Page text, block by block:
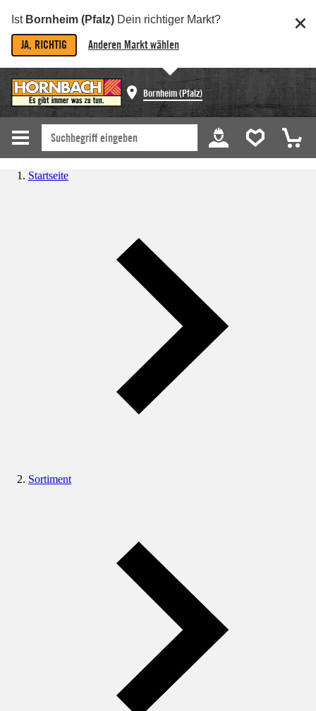
Ist Bornheim (Pfalz) Dein richtiger Markt?
JA, RICHTIG Anderen Markt wählen
Bornheim (Pfalz)
Startseite
Sortiment